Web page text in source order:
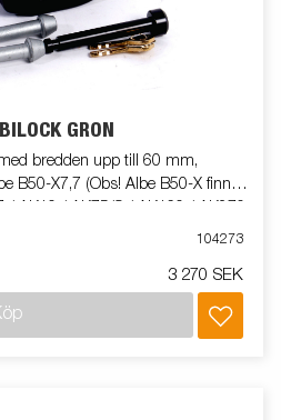
GRÖN
bredden upp till 60 mm,
B50-X7,7 (Obs! Albe B50-X finns i
/ AK10 / AK75/S / AK160 / AK270
/ K 14 Winterhoff WW 8-C,
104273
3 270 SEK